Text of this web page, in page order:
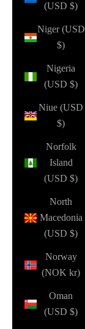
(USD $)
Niger (USD
$)
Nigeria
(USD $)
Niue (USD
$)
Norfolk
Island
(USD $)
North
Macedonia
(USD $)
Norway
(NOK kr)
Oman
(USD $)